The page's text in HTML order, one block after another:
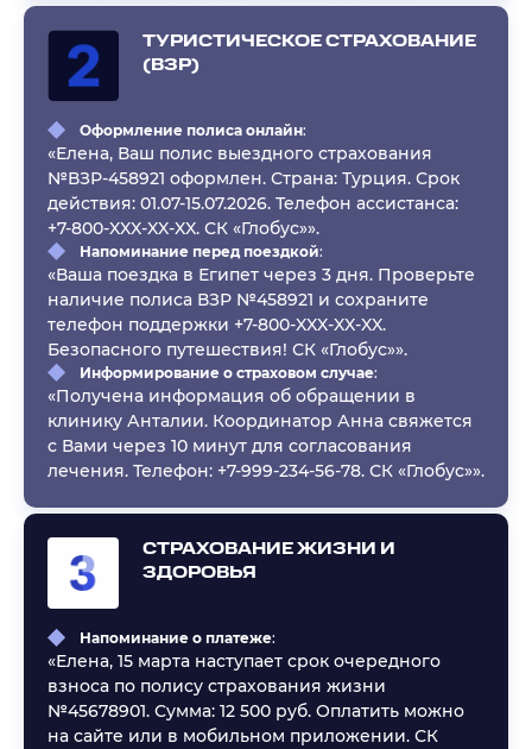
ТУРИСТИЧЕСКОЕ СТРАХОВАНИЕ
(ВЗР)
Оформление полиса онлайн:
«Елена, Ваш полис выездного страхования
№ВЗР-458921 оформлен. Страна: Турция. Срок
действия: 01.07-15.07.2026. Телефон ассистанса:
+7-800-XXX-XX-XX. СК «Глобус»».
Напоминание перед поездкой:
«Ваша поездка в Египет через 3 дня. Проверьте
наличие полиса ВЗР №458921 и сохраните
телефон поддержки +7-800-XXX-XX-XX.
Безопасного путешествия! СК «Глобус»».
Информирование о страховом случае:
«Получена информация об обращении в
клинику Анталии. Координатор Анна свяжется
с Вами через 10 минут для согласования
лечения. Телефон: +7-999-234-56-78. СК «Глобус»».
СТРАХОВАНИЕ ЖИЗНИ И
ЗДОРОВЬЯ
Напоминание о платеже:
«Елена, 15 марта наступает срок очередного
взноса по полису страхования жизни
№45678901. Сумма: 12 500 руб. Оплатить можно
на сайте или в мобильном приложении. СК